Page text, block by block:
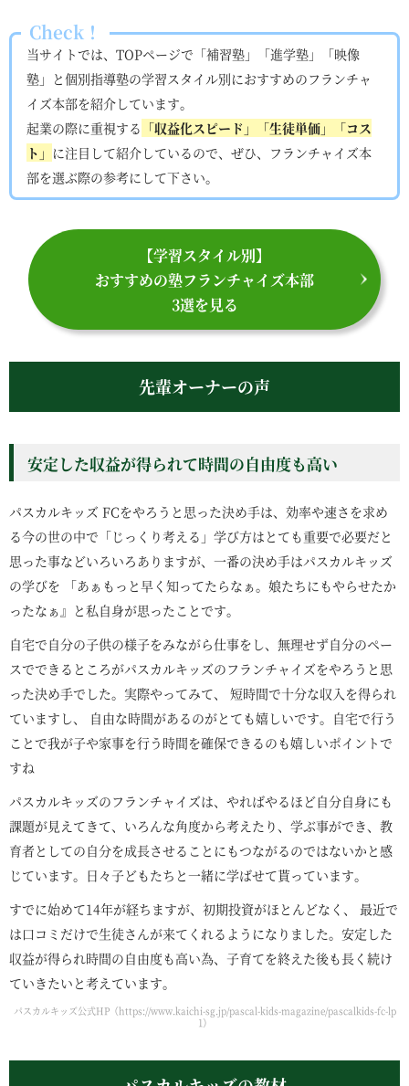
Check！
当サイトでは、TOPページで「補習塾」「進学塾」「映像
塾」と個別指導塾の学習スタイル別におすすめのフランチャ
イズ本部を紹介しています。
起業の際に重視する 「収益化スピード」「生徒単価」「コス
ト」 に注目して紹介しているので、ぜひ、フランチャイズ本
部を選ぶ際の参考にして下さい。
【学習スタイル別】
おすすめの塾フランチャイズ本部
3選を見る
先輩オーナーの声
安定した収益が得られて時間の自由度も高い
パスカルキッズ FCをやろうと思った決め手は、効率や速さを求め
る今の世の中で「じっくり考える」学び方はとても重要で必要だと
思った事などいろいろありますが、一番の決め手はパスカルキッズ
の学びを 「あぁもっと早く知ってたらなぁ。娘たちにもやらせたか
ったなぁ』と私自身が思ったことです。
自宅で自分の子供の様子をみながら仕事をし、無理せず自分のペー
スでできるところがパスカルキッズのフランチャイズをやろうと思
った決め手でした。実際やってみて、 短時間で十分な収入を得られ
ていますし、 自由な時間があるのがとても嬉しいです。自宅で行う
ことで我が子や家事を行う時間を確保できるのも嬉しいポイントで
すね
パスカルキッズのフランチャイズは、やればやるほど自分自身にも
課題が見えてきて、いろんな角度から考えたり、学ぶ事ができ、教
育者としての自分を成長させることにもつながるのではないかと感
じています。日々子どもたちと一緒に学ばせて貰っています。
すでに始めて14年が経ちますが、初期投資がほとんどなく、 最近で
は口コミだけで生徒さんが来てくれるようになりました。安定した
収益が得られ時間の自由度も高い為、子育てを終えた後も長く続け
ていきたいと考えています。
パスカルキッズ公式HP（https://www.kaichi-sg.jp/pascal-kids-magazine/pascalkids-fc-lp
1）